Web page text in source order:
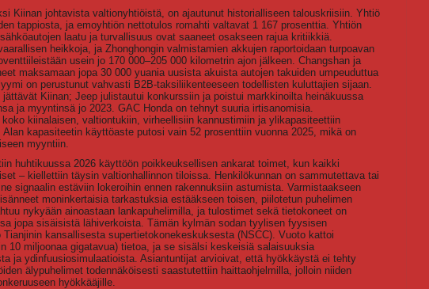
Kiinan johtavista valtionyhtiöistä, on ajautunut historialliseen talouskriisiin. Yhtiö
tappiosta, ja emoyhtiön nettotulos romahti valtavat 1 167 prosenttia. Yhtiön
laatu ja turvallisuus ovat saaneet osakseen rajua kritiikkiä.
heikkoja, ja Zhonghongin valmistamien akkujen raportoidaan turpoavan
usein jo 170 000–205 000 kilometrin ajon jälkeen. Changshan ja
maksamaan jopa 30 000 yuania uusista akuista autojen takuiden umpeuduttua
on perustunut vahvasti B2B-taksiliikenteeseen todellisten kuluttajien sijaan.
Kiinan; Jeep julistautui konkurssiin ja poistui markkinoilta heinäkuussa
ja myyntinsä jo 2023. GAC Honda on tehnyt suuria irtisanomisia.
kiinalaisen, valtiontukiin, virheellisiin kannustimiin ja ylikapasiteettiin
kapasiteetin käyttöaste putosi vain 52 prosenttiin vuonna 2025, mikä on
myyntiin.
huhtikuussa 2026 käyttöön poikkeuksellisen ankarat toimet, kun kaikki
– kiellettiin täysin valtionhallinnon tiloissa. Henkilökunnan on sammutettava tai
signaalin estäviin lokeroihin ennen rakennuksiin astumista. Varmistaakseen
moninkertaisia tarkastuksia estääkseen toisen, piilotetun puhelimen
nykyään ainoastaan lankapuhelimilla, ja tulostimet sekä tietokoneet on
jopa sisäisistä lähiverkoista. Tämän kylmän sodan tyylisen fyysisen
kansallisesta supertietokonekeskuksesta (NSCC). Vuoto kattoi
10 miljoonaa gigatavua) tietoa, ja se sisälsi keskeisiä salaisuuksia
ja ydinfuusiosimulaatioista. Asiantuntijat arvioivat, että hyökkäystä ei tehty
älypuhelimet todennäköisesti saastutettiin haittaohjelmilla, jolloin niiden
hyökkääjille.